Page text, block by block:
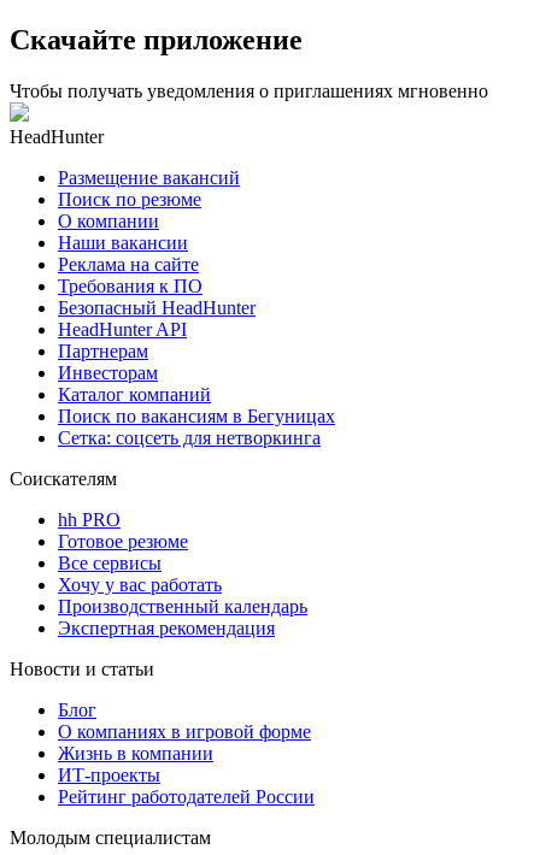
Скачайте приложение
Чтобы получать уведомления о приглашениях мгновенно
HeadHunter
Размещение вакансий
Поиск по резюме
О компании
Наши вакансии
Реклама на сайте
Требования к ПО
Безопасный HeadHunter
HeadHunter API
Партнерам
Инвесторам
Каталог компаний
Поиск по вакансиям в Бегуницах
Сетка: соцсеть для нетворкинга
Соискателям
hh PRO
Готовое резюме
Все сервисы
Хочу у вас работать
Производственный календарь
Экспертная рекомендация
Новости и статьи
Блог
О компаниях в игровой форме
Жизнь в компании
ИТ-проекты
Рейтинг работодателей России
Молодым специалистам